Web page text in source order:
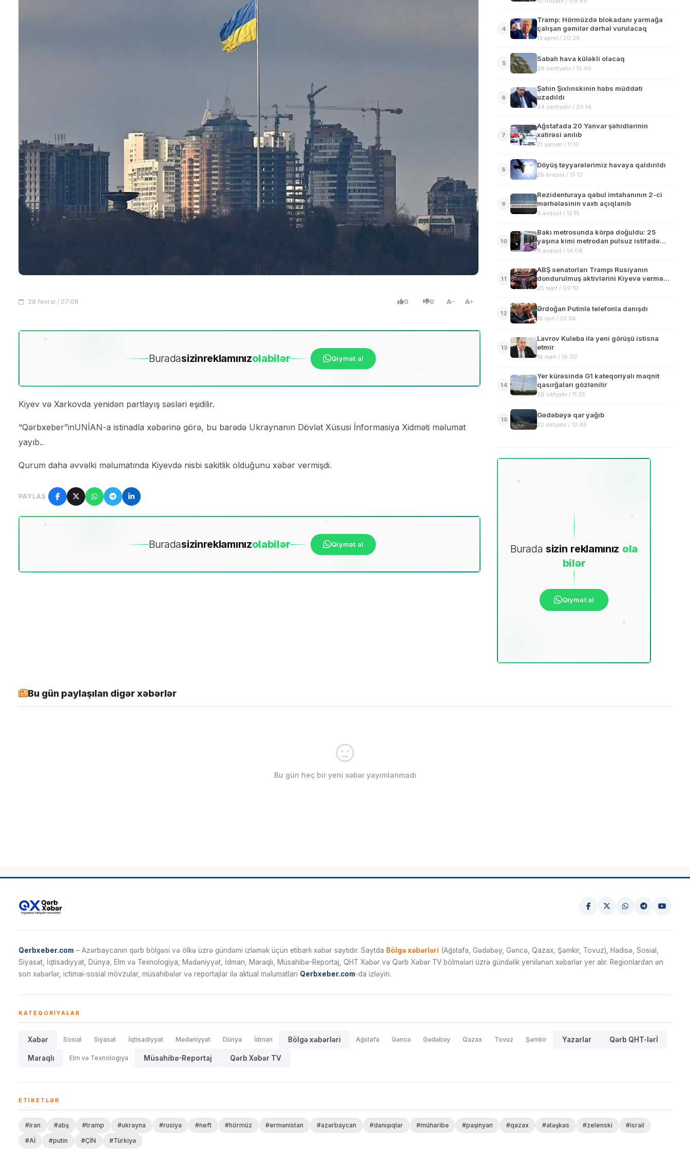
28 fevral / 07:08 0 0 A A
Buradasizinreklamınızolabilər Qiymət al
Kiyev və Xarkovda yenidən partlayış səsləri eşidilir.
“Qərbxeber”inUNİAN-a istinadla xəbərinə görə, bu barədə Ukraynanın Dövlət Xüsusi İnformasiya Xidməti məlumat
yayıb..
Qurum daha əvvəlki məlumatında Kiyevdə nisbi sakitlik olduğunu xəbər vermişdi.
PAYLAŞ
Buradasizinreklamınızolabilər Qiymət al
4
Tramp: Hörmüzdə blokadanı yarmağa
çalışan gəmilər dərhal vurulacaq
13 aprel / 20:28
5
Sabah hava küləkli olacaq
26 sentyabr / 13:40
6
Şahin Şıxlınskinin həbs müddəti
uzadıldı
24 sentyabr / 20:14
7
Ağstafada 20 Yanvar şəhidlərinin
xatirəsi anılıb
21 yanvar / 11:10
8
Döyüş təyyarələrimiz havaya qaldırıldı
25 avqust / 15:12
9
Rezidenturaya qəbul imtahanının 2-ci
mərhələsinin vaxtı açıqlanıb
8 avqust / 12:15
10
Bakı metrosunda körpə doğuldu: 25
yaşına kimi metrodan pulsuz istifadə
edəcək
8 avqust / 14:08
11
ABŞ senatorları Trampı Rusiyanın
dondurulmuş aktivlərini Kiyevə verməyə
çağırıb
25 mart / 09:10
12
Ərdoğan Putinlə telefonla danışdı
18 iyul / 22:58
13
Lavrov Kuleba ilə yeni görüşü istisna
etmir
16 mart / 16:20
14
Yer kürəsində G1 kateqoriyalı maqnit
qasırğaları gözlənilir
28 oktyabr / 11:25
15
Gədəbəyə qar yağıb
22 oktyabr / 12:45
Burada sizin reklamınız ola
bilər
Qiymət al
Bu gün paylaşılan digər xəbərlər
Bu gün heç bir yeni xəbər yayımlanmadı
Qerbxeber.com – Azərbaycanın qərb bölgəsi və ölkə üzrə gündəmi izləmək üçün etibarlı xəbər saytıdır. Saytda Bölgə xəbərləri (Ağstafa, Gədəbəy, Gəncə, Qazax, Şəmkir, Tovuz), Hadisə, Sosial,
Siyasət, İqtisadiyyat, Dünya, Elm və Texnologiya, Mədəniyyət, İdman, Maraqlı, Müsahibə-Reportaj, QHT Xəbər və Qərb Xəbər TV bölmələri üzrə gündəlik yenilənən xəbərlər yer alır. Regionlardan ən
son xəbərlər, ictimai-sosial mövzular, müsahibələr və reportajlar ilə aktual məlumatları Qerbxeber.com-da izləyin.
KATEQORIYALAR
Xəbər Sosial Siyasət İqtisadiyyat Mədəniyyət Dünya İdman Bölgə xəbərləri Ağstafa Gəncə Gədəbəy Qazax Tovuz Şəmkir Yazarlar Qərb QHT-lərİ
Maraqlı Elm və Texnologiya Müsahibə-Reportaj Qərb Xəbər TV
ETIKETLƏR
#iran #abş #tramp #ukrayna #rusiya #neft #hörmüz #ermənistan #azərbaycan #danışıqlar #müharibə #paşinyan #qazax #atəşkəs #zelenski
#israil
#Aİ
#putin #ÇİN #Türkiyə